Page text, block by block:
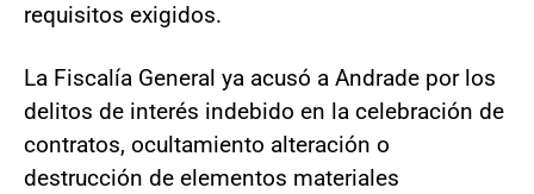
requisitos exigidos.
La Fiscalía General ya acusó a Andrade por los
delitos de interés indebido en la celebración de
contratos, ocultamiento alteración o
destrucción de elementos materiales